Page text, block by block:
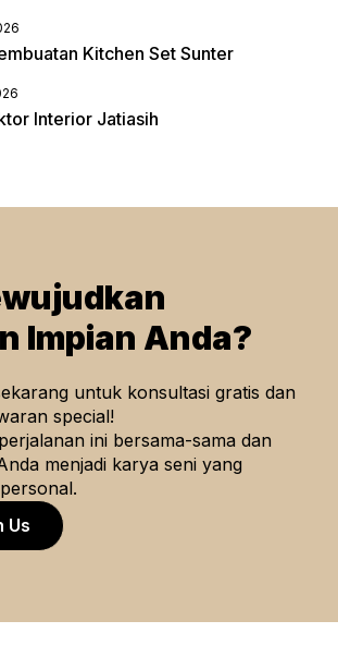
Kitchen Set Sunter
Interior Jatiasih
Impian Anda?
untuk konsultasi gratis dan
special!
ini bersama-sama dan
menjadi karya seni yang
Us